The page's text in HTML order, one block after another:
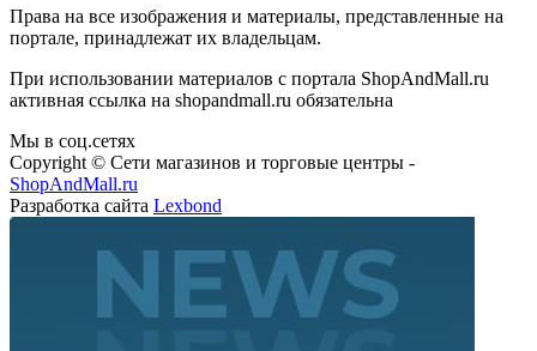
Права на все изображения и материалы, представленные на
портале, принадлежат их владельцам.
При использовании материалов с портала ShopAndMall.ru
активная ссылка на shopandmall.ru обязательна
Мы в соц.сетях
Copyright © Сети магазинов и торговые центры -
ShopAndMall.ru
Разработка сайта Lexbond